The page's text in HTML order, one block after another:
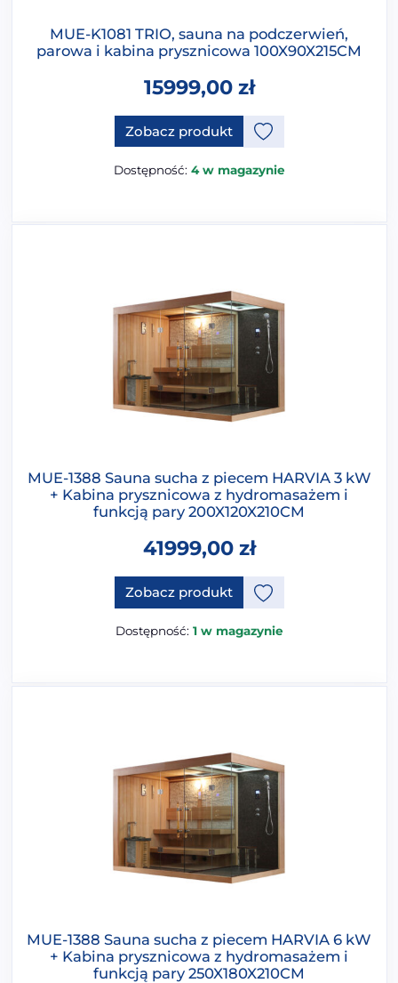
MUE-K1081 TRIO, sauna na podczerwień,
parowa i kabina prysznicowa 100X90X215CM
15999,00 zł
Zobacz produktTen produkt ma opcje, które
Dostępność: 4 w magazynie
MUE-1388 Sauna sucha z piecem HARVIA 3 kW
+ Kabina prysznicowa z hydromasażem i
funkcją pary 200X120X210CM
41999,00 zł
Zobacz produkt
Dostępność: 1 w magazynie
MUE-1388 Sauna sucha z piecem HARVIA 6 kW
+ Kabina prysznicowa z hydromasażem i
funkcją pary 250X180X210CM